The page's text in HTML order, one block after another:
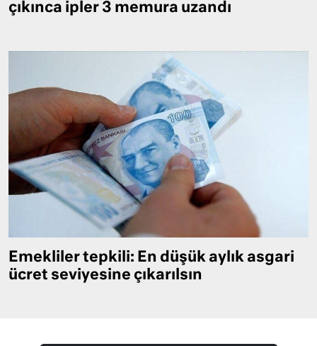
çıkınca ipler 3 memura uzandı
Emekliler tepkili: En düşük aylık asgari
ücret seviyesine çıkarılsın